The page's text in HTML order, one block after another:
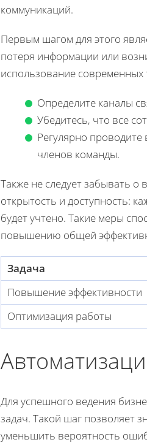
коммуникаций.
Первым шагом для этого
потеря информации или
использование
Определите каналы
Убедитесь, что все
Регулярно
членов команды.
Также не следует забывать
открытость и доступность:
будет учтено. Такие меры
повышению общей
Задача
Повышение эффективности
Оптимизация работы
Для успешного ведения
задач. Такой шаг позволяет
уменьшить вероятность